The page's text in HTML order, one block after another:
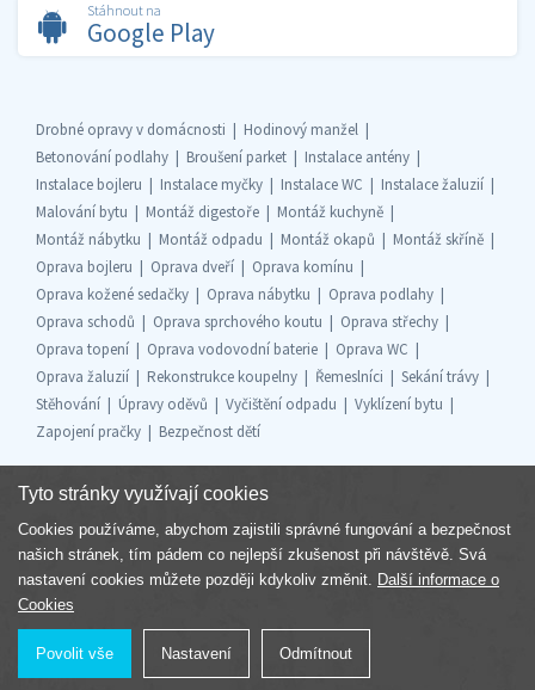
Stáhnout na
Google Play
Drobné opravy v domácnosti
Hodinový manžel
Betonování podlahy
Broušení parket
Instalace antény
Instalace bojleru
Instalace myčky Instalace WC
Instalace žaluzií
Malování bytu
Montáž digestoře
Montáž kuchyně
Montáž nábytku
Montáž odpadu Montáž okapů
Montáž skříně
Oprava bojleru
Oprava dveří
Oprava komínu
Oprava kožené sedačky
Oprava nábytku
Oprava podlahy
Oprava schodů
Oprava sprchového koutu
Oprava střechy
Oprava topení
Oprava vodovodní baterie
Oprava WC
Oprava žaluzií
Rekonstrukce koupelny Řemeslníci
Sekání trávy
Stěhování
Úpravy oděvů Vyčištění odpadu
Vyklízení bytu
Zapojení pračky
Bezpečnost dětí
Součást skupiny
Tyto stránky využívají cookies
Cookies používáme, abychom zajistili správné fungování a bezpečnost
našich stránek, tím pádem co nejlepší zkušenost při návštěvě. Svá
nastavení cookies můžete později kdykoliv změnit. Další informace o
Cookies
Povolit vše Nastavení Odmítnout